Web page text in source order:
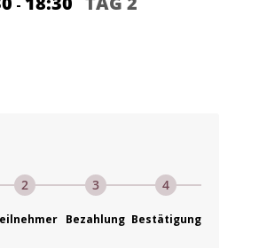
-
2 3
Bezahlung
4
Bestätigung